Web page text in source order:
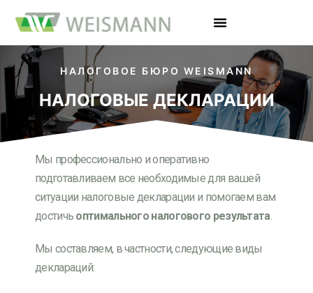
НАЛОГОВОЕ БЮРО WEISMANN
НАЛОГОВЫЕ ДЕКЛАРАЦИИ
Мы профессионально и оперативно
подготавливаем все необходимые для вашей
ситуации налоговые декларации и помогаем вам
достичь оптимального налогового результата.
Мы составляем, в частности, следующие виды
деклараций: